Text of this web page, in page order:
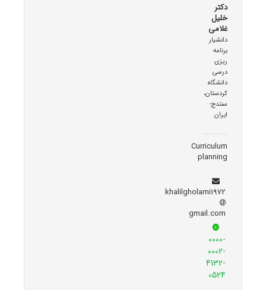
دکتر
خلیل
غلامی
دانشیار
برنامه
ریزی
درسی
دانشگاه
کردستان،
سنندج-
ایران
Curriculum
planning
khalilgholami1972
gmail.com
0000-
0002-
4132-
0524